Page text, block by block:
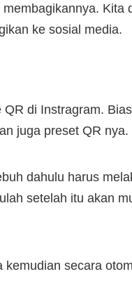
Kita
ke sosial media.
di Instragram.
juga preset QR nya.
dahulu harus
setelah itu akan
kemudian secara